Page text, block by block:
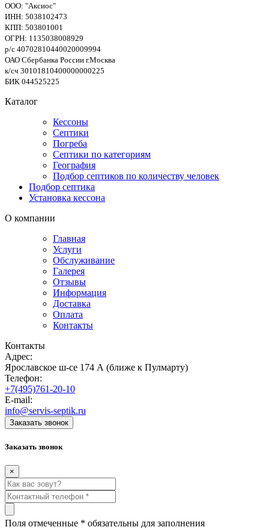
ООО: "Аксиос"
ИНН: 5038102473
КПП: 503801001
ОГРН: 1135038008929
р/с 40702810440020009994
ОАО Сбербанка России г.Москва
к/сч 30101810400000000225
БИК 044525225
Каталог
Кессоны
Септики
Погреба
Септики по категориям
География
Подбор септиков по количеству человек
Подбор септика
Установка кессона
О компании
Главная
Услуги
Обслуживание
Галерея
Отзывы
Информация
Доставка
Оплата
Контакты
Контакты
Адрес:
Ярославское ш-се 174 А (ближе к Пулмарту)
Телефон:
+7(495)761-20-10
E-mail:
info@servis-septik.ru
Заказать звонок
Заказать звонок
×
Поля отмеченные * обязательны для заполнения